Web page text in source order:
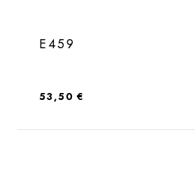
E459
Regulärer Preis:
53,50 €